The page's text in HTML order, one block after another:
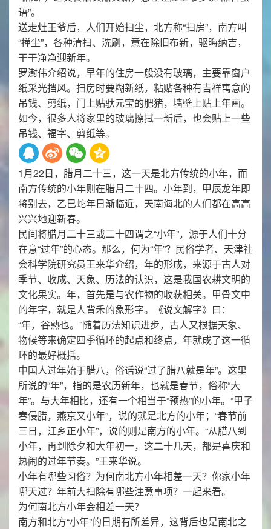
语”。
送走灶王爷后，人们开始扫尘，北方称“扫房”，南方叫
“掸尘”，各种清扫、洗刷，意在除旧布新，驱晦纳吉，
干干净净迎新年。
罗澍伟介绍说，早年的住房一般没有玻璃，主要靠窗户
纸采光挡风。扫房时要糊新纸，粘贴各种有吉祥寓意的
吊钱、剪纸，门上贴驮元宝的肥猪，墙壁上贴上年画。
如今，很多人将家里的玻璃擦拭一新后，也会贴上一些
吊钱、福字、剪纸等。
1月22日，腊月二十三，这一天是北方传统的小年，而
南方传统的小年则在腊月二十四。小年到，甲辰龙年即
将别去，乙巳蛇年日渐临近，天南海北的人们都在高高
兴兴地迎新春。
民间将腊月二十三或二十四谓之“小年”，源于人们十分
在意“过年”的心态。那么，何为“年”？民俗学者、天津社
会科学院研究员王来华介绍，年的形成，来源于古人对
季节、收成、天象、历法的认识，这是我国农耕文明的
文化果实。年，首先是与农作物的收获相关。甲骨文中
的年字，就是人背禾的象形字。《说文解字》曰：
“年，谷熟也。”随着历法知识进步，古人又根据天象、
物候等来确定四季循环的起点和终点，年就成了这一循
环的最好概括。
中国人过年始于腊八，俗话说“过了腊八就是年”。这里
所说的“年”，指的是农历新年，也就是春节，俗称“大
年”。与大年相比，还有一个相当于“预热”的小年。“甲子
春侵腊，燕京又小年”，说的就是北方的小年；“春节前
三日，江乡正小年”，说的则是南方的小年。“从腊八到
小年，再到除夕和大年初一，这二十几天，都是喜庆和
热闹的过年节奏。”王来华说。
小年有哪些习俗？为何南北方小年相差一天？你家小年
哪天过？年前大扫除有哪些注意事项？一起来看。
为何南北方小年会相差一天？
南方和北方“小年”的日期有所差异，这背后也是南北之